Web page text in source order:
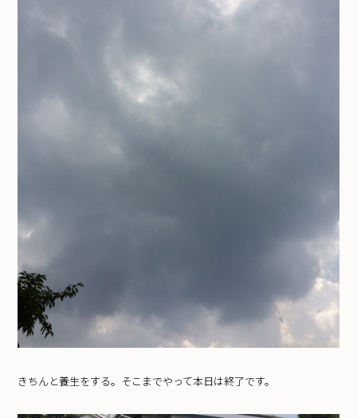
きちんと養生をする。そこまでやって本日は終了です。